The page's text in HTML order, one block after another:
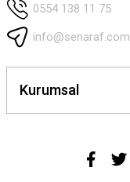
0554 138 11 75
info@senaraf.com
Kurumsal